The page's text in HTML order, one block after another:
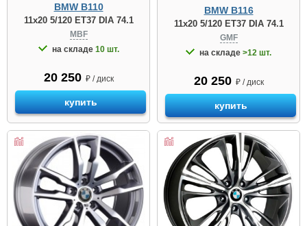
BMW B110
11x20 5/120 ET37 DIA 74.1
MBF
на складе 10 шт.
20 250 ₽ / диск
купить
BMW B116
11x20 5/120 ET37 DIA 74.1
GMF
на складе >12 шт.
20 250 ₽ / диск
купить